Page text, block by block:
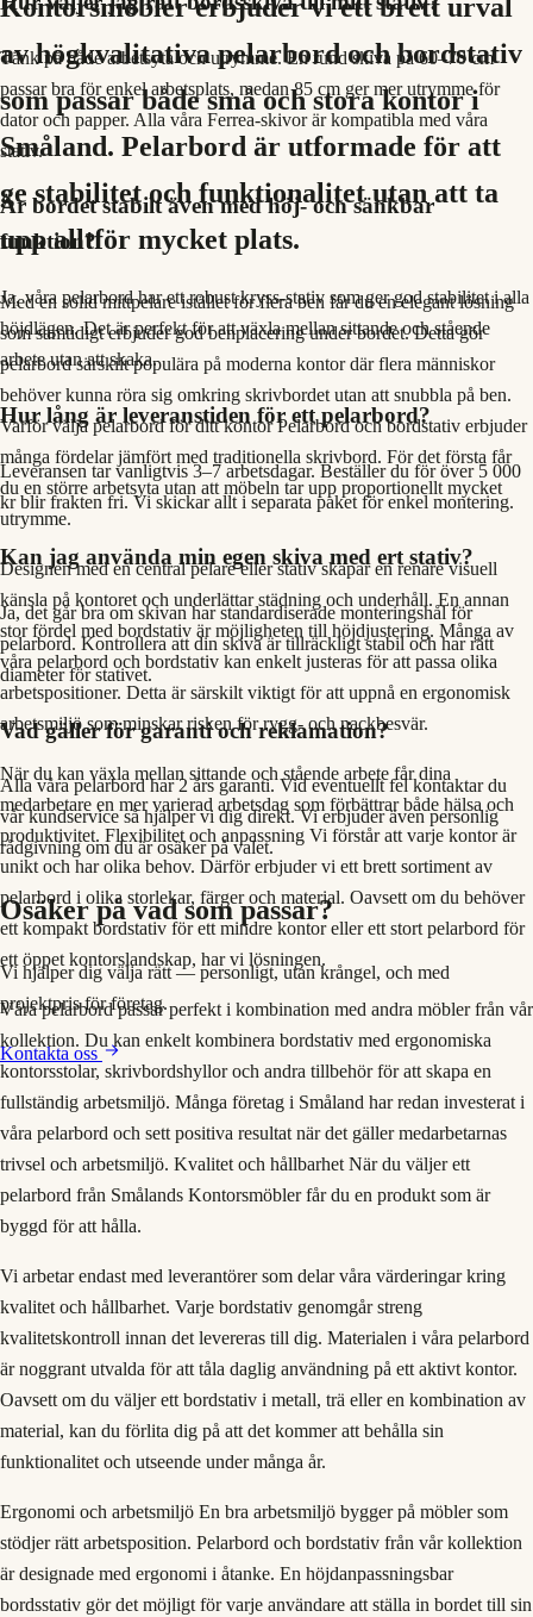
Kontorsmöbler erbjuder vi ett brett urval
av högkvalitativa pelarbord och bordstativ
som passar både små och stora kontor i
Småland. Pelarbord är utformade för att
ge stabilitet och funktionalitet utan att ta
upp alltför mycket plats.
Med en solid mittpelare istället för flera ben får du en elegant lösning
som samtidigt erbjuder god benplacering under bordet. Detta gör
pelarbord särskilt populära på moderna kontor där flera människor
behöver kunna röra sig omkring skrivbordet utan att snubbla på ben.
Varför välja pelarbord för ditt kontor Pelarbord och bordstativ erbjuder
många fördelar jämfört med traditionella skrivbord. För det första får
du en större arbetsyta utan att möbeln tar upp proportionellt mycket
utrymme.
Designen med en central pelare eller stativ skapar en renare visuell
känsla på kontoret och underlättar städning och underhåll. En annan
stor fördel med bordstativ är möjligheten till höjdjustering. Många av
våra pelarbord och bordstativ kan enkelt justeras för att passa olika
arbetspositioner. Detta är särskilt viktigt för att uppnå en ergonomisk
arbetsmiljö som minskar risken för rygg- och nackbesvär.
När du kan växla mellan sittande och stående arbete får dina
medarbetare en mer varierad arbetsdag som förbättrar både hälsa och
produktivitet. Flexibilitet och anpassning Vi förstår att varje kontor är
unikt och har olika behov. Därför erbjuder vi ett brett sortiment av
pelarbord i olika storlekar, färger och material. Oavsett om du behöver
ett kompakt bordstativ för ett mindre kontor eller ett stort pelarbord för
ett öppet kontorslandskap, har vi lösningen.
Våra pelarbord passar perfekt i kombination med andra möbler från vår
kollektion. Du kan enkelt kombinera bordstativ med ergonomiska
kontorsstolar, skrivbordshyllor och andra tillbehör för att skapa en
fullständig arbetsmiljö. Många företag i Småland har redan investerat i
våra pelarbord och sett positiva resultat när det gäller medarbetarnas
trivsel och arbetsmiljö. Kvalitet och hållbarhet När du väljer ett
pelarbord från Smålands Kontorsmöbler får du en produkt som är
byggd för att hålla.
Vi arbetar endast med leverantörer som delar våra värderingar kring
kvalitet och hållbarhet. Varje bordstativ genomgår streng
kvalitetskontroll innan det levereras till dig. Materialen i våra pelarbord
är noggrant utvalda för att tåla daglig användning på ett aktivt kontor.
Oavsett om du väljer ett bordstativ i metall, trä eller en kombination av
material, kan du förlita dig på att det kommer att behålla sin
funktionalitet och utseende under många år.
Ergonomi och arbetsmiljö En bra arbetsmiljö bygger på möbler som
stödjer rätt arbetsposition. Pelarbord och bordstativ från vår kollektion
är designade med ergonomi i åtanke. En höjdanpassningsbar
bordsstativ gör det möjligt för varje användare att ställa in bordet till sin
Tänk på både arbetsyta och utrymme. En rund skiva på 60–70 cm
passar bra för enkel arbetsplats, medan 85 cm ger mer utrymme för
dator och papper. Alla våra Ferrea-skivor är kompatibla med våra
stativ.
Är bordet stabilt även med höj- och sänkbar
funktion?
Ja, våra pelarbord har ett robust kryss-stativ som ger god stabilitet i alla
höjdlägen. Det är perfekt för att växla mellan sittande och stående
arbete utan att skaka.
Hur lång är leveranstiden för ett pelarbord?
Leveransen tar vanligtvis 3–7 arbetsdagar. Beställer du för över 5 000
kr blir frakten fri. Vi skickar allt i separata paket för enkel montering.
Kan jag använda min egen skiva med ert stativ?
Ja, det går bra om skivan har standardiserade monteringshål för
pelarbord. Kontrollera att din skiva är tillräckligt stabil och har rätt
diameter för stativet.
Vad gäller för garanti och reklamation?
Alla våra pelarbord har 2 års garanti. Vid eventuellt fel kontaktar du
vår kundservice så hjälper vi dig direkt. Vi erbjuder även personlig
rådgivning om du är osäker på valet.
Osäker på vad som passar?
Vi hjälper dig välja rätt — personligt, utan krångel, och med
projektpris för företag.
Kontakta oss